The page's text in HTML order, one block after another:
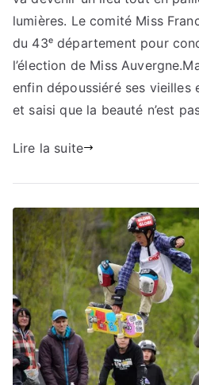
lumières. Le comité Miss
du 43ᵉ département pour
l’élection de Miss
enfin dépoussiéré ses vieilles
et saisi que la beauté n’est
Lire la suite